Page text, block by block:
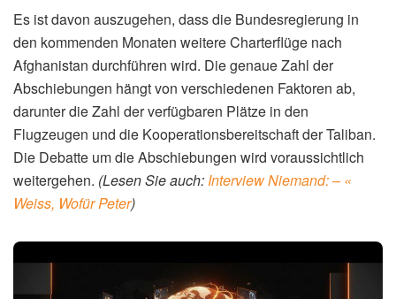
Es ist davon auszugehen, dass die Bundesregierung in
den kommenden Monaten weitere Charterflüge nach
Afghanistan durchführen wird. Die genaue Zahl der
Abschiebungen hängt von verschiedenen Faktoren ab,
darunter die Zahl der verfügbaren Plätze in den
Flugzeugen und die Kooperationsbereitschaft der Taliban.
Die Debatte um die Abschiebungen wird voraussichtlich
weitergehen. (Lesen Sie auch: Interview Niemand: – «
Weiss, Wofür Peter)